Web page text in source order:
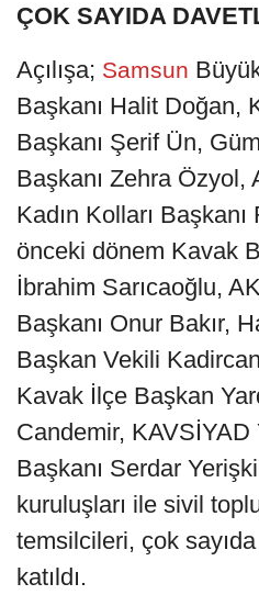
ÇOK SAYIDA
Açılışa; Samsun
Başkanı Halit Doğan,
Başkanı Şerif Ün,
Başkanı Zehra Özyol,
Kadın Kolları
önceki dönem Kavak
İbrahim Sarıcaoğlu,
Başkanı Onur Bakır,
Başkan Vekili
Kavak İlçe Başkan
Candemir,
Başkanı Serdar
kuruluşları ile sivil
temsilcileri, çok
katıldı.